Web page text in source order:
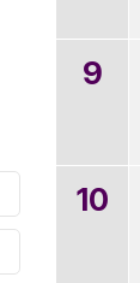
9
10